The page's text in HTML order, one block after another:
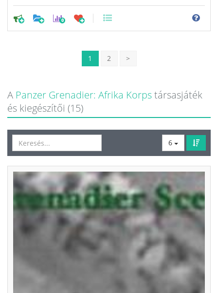
0
1 2 >
A Panzer Grenadier: Afrika Korpstársasjáték
és kiegészítői (15)
6